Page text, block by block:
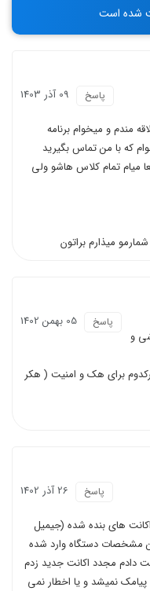
09 آذر 1403 پاسخ
مندم و میخوام برنامه
که با من تماس بگیرید
میام تمام کلاس هاشو ولی
میذارم براتون
05 بهمن 1402 پاسخ
و
برای هک و امنیت ( هکر
26 آذر 1402 پاسخ
های بنده شده (جیمیل
من مشخصات دستگاه وارد شده
دادم مجدد اکانت جدید زدم
پیامک نمیشد و یا اخطار نمی